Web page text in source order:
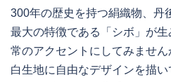
300年の歴史を持つ絹織物、丹
最大の特徴である「シボ」が
常のアクセントにしてみません
白生地に自由なデザインを描